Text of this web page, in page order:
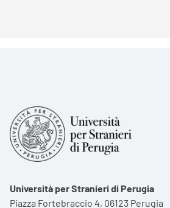
Università per Stranieri di Perugia
Piazza Fortebraccio 4, 06123 Perugia